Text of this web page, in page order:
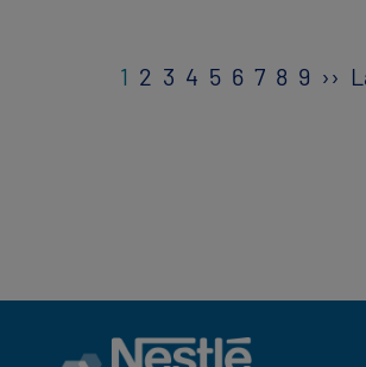
Pagination
1 2 3 4 5 6 7 8 9 ››